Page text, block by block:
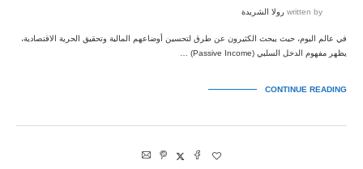
written by رولا الشريدة
في عالم اليوم، حيث يبحث الكثيرون عن طرق لتحسين أوضاعهم المالية وتحقيق الحرية الاقتصادية،
يظهر مفهوم الدخل السلبي (Passive Income) …
CONTINUE READING